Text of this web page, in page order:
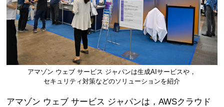
アマゾン ウェブ サービス ジャパンは生成AIサービスや，
セキュリティ対策などのソリューションを紹介
アマゾン ウェブ サービス ジャパンは，AWSクラウド